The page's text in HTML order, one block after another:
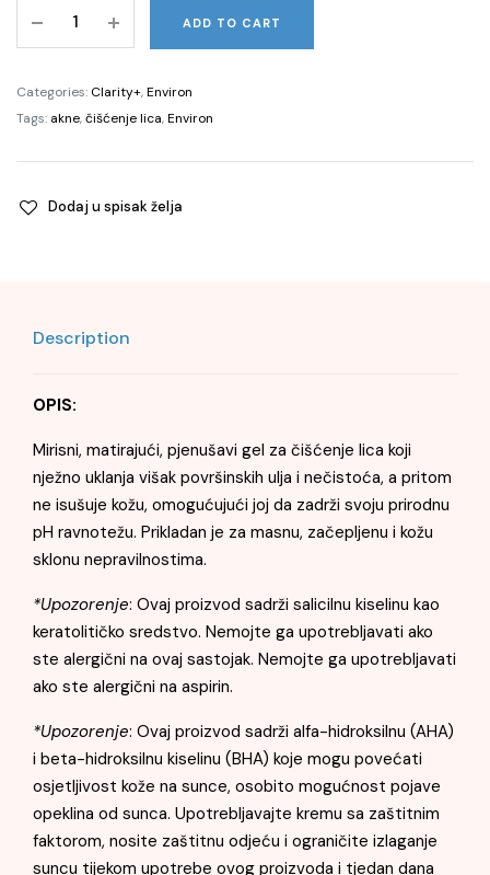
Infused
Wash
Gel
150ml
ADD TO CART
Categories: Clarity+,Environ
Tags: akne,čišćenje lica,Environ
Dodaj u spisak želja
Description
OPIS:
Mirisni, matirajući, pjenušavi gel za čišćenje lica koji
nježno uklanja višak površinskih ulja i nečistoća, a pritom
ne isušuje kožu, omogućujući joj da zadrži svoju prirodnu
pH ravnotežu. Prikladan je za masnu, začepljenu i kožu
sklonu nepravilnostima.
*Upozorenje: Ovaj proizvod sadrži salicilnu kiselinu kao
keratolitičko sredstvo. Nemojte ga upotrebljavati ako
ste alergični na ovaj sastojak. Nemojte ga upotrebljavati
ako ste alergični na aspirin.
*Upozorenje: Ovaj proizvod sadrži alfa-hidroksilnu (AHA)
i beta-hidroksilnu kiselinu (BHA) koje mogu povećati
osjetljivost kože na sunce, osobito mogućnost pojave
opeklina od sunca. Upotrebljavajte kremu sa zaštitnim
faktorom, nosite zaštitnu odjeću i ograničite izlaganje
suncu tijekom upotrebe ovog proizvoda i tjedan dana